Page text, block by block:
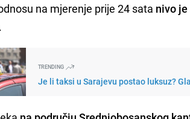
na mjerenje prije 24 sata nivo
TRENDING
Je li taksi u Sarajevu postao luksuz?